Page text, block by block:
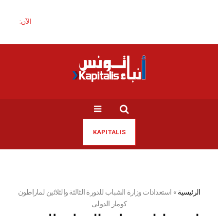
الآن:
KAPITALIS
الرئيسية» استعدادات وزارة الشباب للدورة الثالثة والثلاثين لماراطون
كومار الدولي